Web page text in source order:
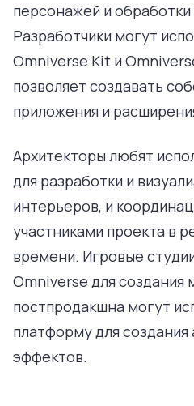
персонажей и
Разработчики могут
Omniverse Kit и
позволяет создавать
приложения и
Архитекторы любят
для разработки и
интерьеров, и
участниками проекта в
времени. Игровые
Omniverse для создания
постпродакшна могут
платформу для создания
эффектов.